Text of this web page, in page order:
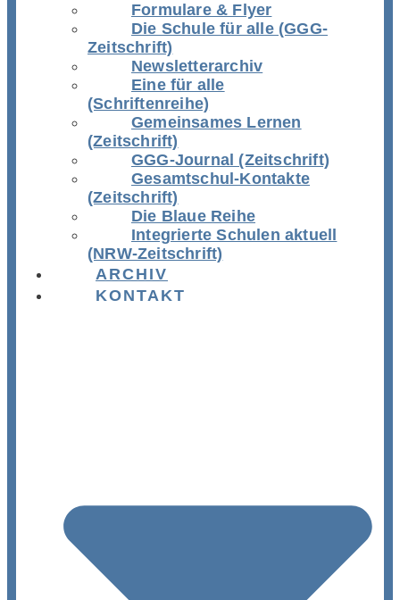
Formulare & Flyer
Die Schule für alle (GGG-
Zeitschrift)
Newsletterarchiv
Eine für alle
(Schriftenreihe)
Gemeinsames Lernen
(Zeitschrift)
GGG-Journal (Zeitschrift)
Gesamtschul-Kontakte
(Zeitschrift)
Die Blaue Reihe
Integrierte Schulen aktuell
(NRW-Zeitschrift)
ARCHIV
KONTAKT